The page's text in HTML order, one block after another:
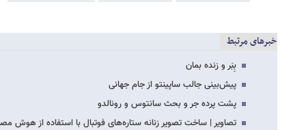
خبرهای مرتبط
بِبَر و زنده بمان
پیش‌بینی جالب ساپینتو از جام جهانی
پشت پرده جر و بحث سانتوس و رونالدو
تصاویر | ساخت تصویر زنانه ستاره‌های فوتبال با استفاده از هوش